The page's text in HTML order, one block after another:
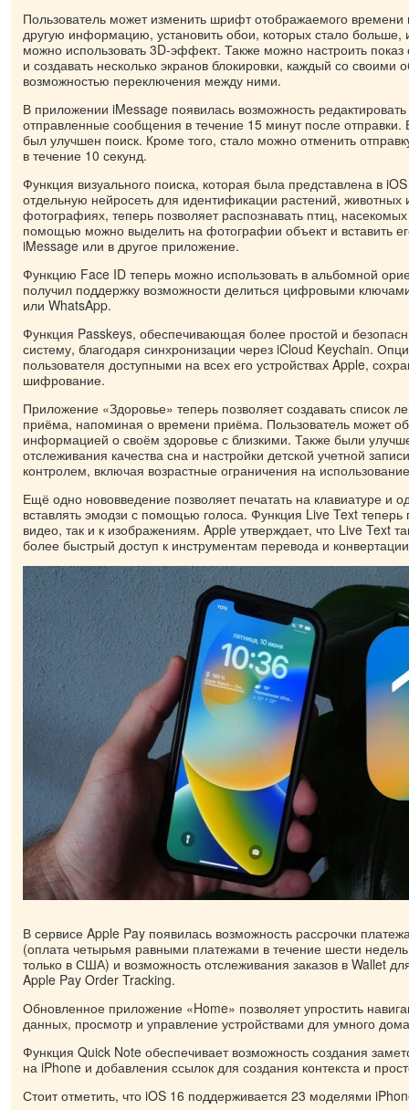
Пользователь может изменить шрифт отображаемого времени
другую информацию, установить обои, которых стало больше,
можно использовать 3D-эффект. Также можно настроить
и создавать несколько экранов блокировки, каждый со своими
возможностью переключения между ними.
В приложении iMessage появилась возможность
отправленные сообщения в течение 15 минут после
был улучшен поиск. Кроме того, стало можно отменить
в течение 10 секунд.
Функция визуального поиска, которая была представлена в
отдельную нейросеть для идентификации растений, животных
фотографиях, теперь позволяет распознавать птиц,
помощью можно выделить на фотографии объект и вставить
iMessage или в другое приложение.
Функцию Face ID теперь можно использовать в альбомной
получил поддержку возможности делиться цифровыми
или WhatsApp.
Функция Passkeys, обеспечивающая более простой и
систему, благодаря синхронизации через iCloud Keychain.
пользователя доступными на всех его устройствах Apple,
шифрование.
Приложение «Здоровье» теперь позволяет создавать список
приёма, напоминая о времени приёма. Пользователь может
информацией о своём здоровье с близкими. Также были
отслеживания качества сна и настройки детской учетной
контролем, включая возрастные ограничения на
Ещё одно нововведение позволяет печатать на клавиатуре и
вставлять эмодзи с помощью голоса. Функция Live Text теперь
видео, так и к изображениям. Apple утверждает, что Live Text
более быстрый доступ к инструментам перевода и
В сервисе Apple Pay появилась возможность рассрочки
(оплата четырьмя равными платежами в течение шести
только в США) и возможность отслеживания заказов в Wallet
Apple Pay Order Tracking.
Обновленное приложение «Home» позволяет упростить
данных, просмотр и управление устройствами для умного
Функция Quick Note обеспечивает возможность создания
на iPhone и добавления ссылок для создания контекста и
Стоит отметить, что iOS 16 поддерживается 23 моделями